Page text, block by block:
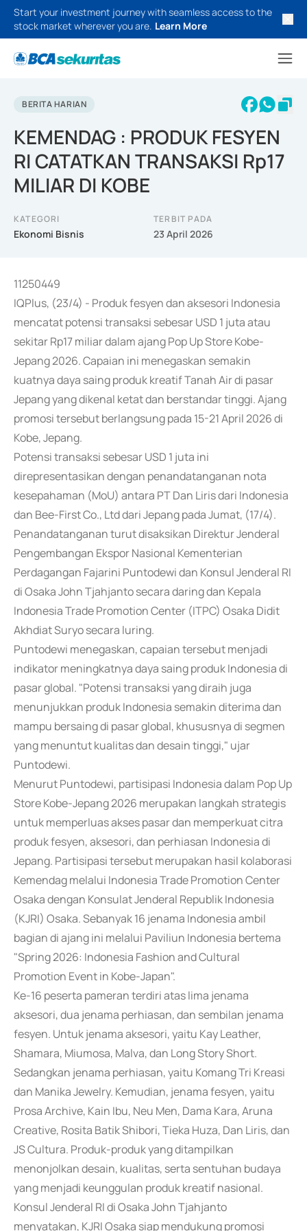
Start your investment journey with seamless access to the
stock market wherever you are. Learn More
BERITA HARIAN
KEMENDAG : PRODUK FESYEN
RI CATATKAN TRANSAKSI Rp17
MILIAR DI KOBE
KATEGORI
Ekonomi Bisnis
TERBIT PADA
23 April 2026
11250449
IQPlus, (23/4) - Produk fesyen dan aksesori Indonesia
mencatat potensi transaksi sebesar USD 1 juta atau
sekitar Rp17 miliar dalam ajang Pop Up Store Kobe-
Jepang 2026. Capaian ini menegaskan semakin
kuatnya daya saing produk kreatif Tanah Air di pasar
Jepang yang dikenal ketat dan berstandar tinggi. Ajang
promosi tersebut berlangsung pada 15-21 April 2026 di
Kobe, Jepang.
Potensi transaksi sebesar USD 1 juta ini
direpresentasikan dengan penandatanganan nota
kesepahaman (MoU) antara PT Dan Liris dari Indonesia
dan Bee-First Co., Ltd dari Jepang pada Jumat, (17/4).
Penandatanganan turut disaksikan Direktur Jenderal
Pengembangan Ekspor Nasional Kementerian
Perdagangan Fajarini Puntodewi dan Konsul Jenderal RI
di Osaka John Tjahjanto secara daring dan Kepala
Indonesia Trade Promotion Center (ITPC) Osaka Didit
Akhdiat Suryo secara luring.
Puntodewi menegaskan, capaian tersebut menjadi
indikator meningkatnya daya saing produk Indonesia di
pasar global. "Potensi transaksi yang diraih juga
menunjukkan produk Indonesia semakin diterima dan
mampu bersaing di pasar global, khususnya di segmen
yang menuntut kualitas dan desain tinggi," ujar
Puntodewi.
Menurut Puntodewi, partisipasi Indonesia dalam Pop Up
Store Kobe-Jepang 2026 merupakan langkah strategis
untuk memperluas akses pasar dan memperkuat citra
produk fesyen, aksesori, dan perhiasan Indonesia di
Jepang. Partisipasi tersebut merupakan hasil kolaborasi
Kemendag melalui Indonesia Trade Promotion Center
Osaka dengan Konsulat Jenderal Republik Indonesia
(KJRI) Osaka. Sebanyak 16 jenama Indonesia ambil
bagian di ajang ini melalui Paviliun Indonesia bertema
"Spring 2026: Indonesia Fashion and Cultural
Promotion Event in Kobe-Japan".
Ke-16 peserta pameran terdiri atas lima jenama
aksesori, dua jenama perhiasan, dan sembilan jenama
fesyen. Untuk jenama aksesori, yaitu Kay Leather,
Shamara, Miumosa, Malva, dan Long Story Short.
Sedangkan jenama perhiasan, yaitu Komang Tri Kreasi
dan Manika Jewelry. Kemudian, jenama fesyen, yaitu
Prosa Archive, Kain Ibu, Neu Men, Dama Kara, Aruna
Creative, Rosita Batik Shibori, Tieka Huza, Dan Liris, dan
JS Cultura. Produk-produk yang ditampilkan
menonjolkan desain, kualitas, serta sentuhan budaya
yang menjadi keunggulan produk kreatif nasional.
Konsul Jenderal RI di Osaka John Tjahjanto
menyatakan, KJRI Osaka siap mendukung promosi